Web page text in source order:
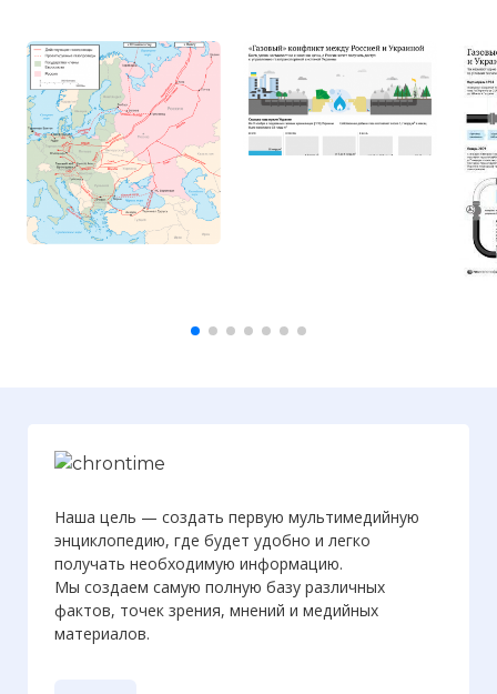
Наша цель — создать первую мультимедийную
энциклопедию, где будет удобно и легко
получать необходимую информацию.
Мы создаем самую полную базу различных
фактов, точек зрения, мнений и медийных
материалов.